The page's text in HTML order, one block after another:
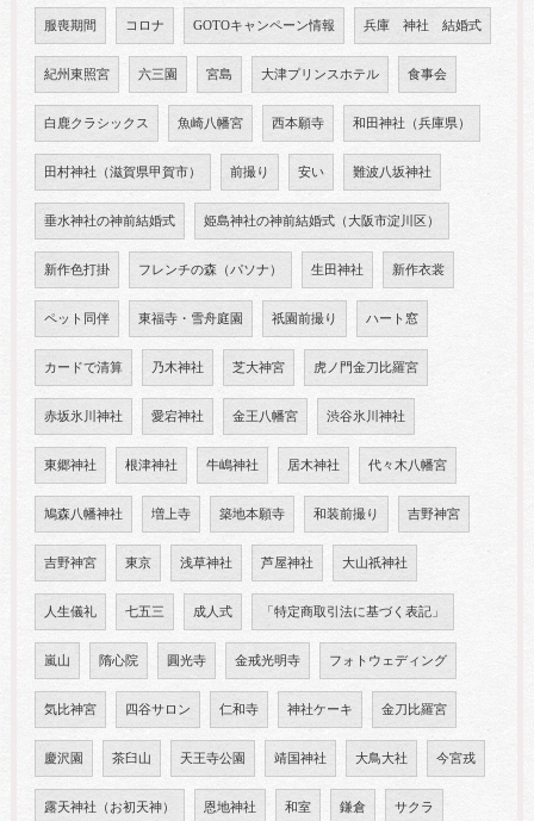
服喪期間 コロナ GOTOキャンペーン情報 兵庫 神社 結婚式
紀州東照宮 六三園 宮島 大津プリンスホテル 食事会
白鹿クラシックス 魚崎八幡宮 西本願寺 和田神社（兵庫県）
田村神社（滋賀県甲賀市） 前撮り 安い 難波八坂神社
垂水神社の神前結婚式 姫島神社の神前結婚式（大阪市淀川区）
新作色打掛 フレンチの森（パソナ） 生田神社 新作衣裳
ペット同伴 東福寺・雪舟庭園 祇園前撮り ハート窓
カードで清算 乃木神社 芝大神宮 虎ノ門金刀比羅宮
赤坂氷川神社 愛宕神社 金王八幡宮 渋谷氷川神社
東郷神社 根津神社 牛嶋神社 居木神社 代々木八幡宮
鳩森八幡神社 増上寺 築地本願寺 和装前撮り 吉野神宮
吉野神宮 東京 浅草神社 芦屋神社 大山祇神社
人生儀礼 七五三 成人式 「特定商取引法に基づく表記」
嵐山 隋心院 圓光寺 金戒光明寺 フォトウェディング
気比神宮 四谷サロン 仁和寺 神社ケーキ 金刀比羅宮
慶沢園 茶臼山 天王寺公園 靖国神社 大鳥大社 今宮戎
露天神社（お初天神） 恩地神社 和室 鎌倉 サクラ